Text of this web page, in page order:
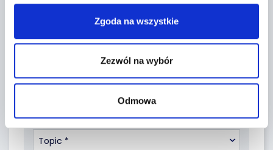
Zgoda na wszystkie
Zezwól na wybór
Odmowa
Topic *